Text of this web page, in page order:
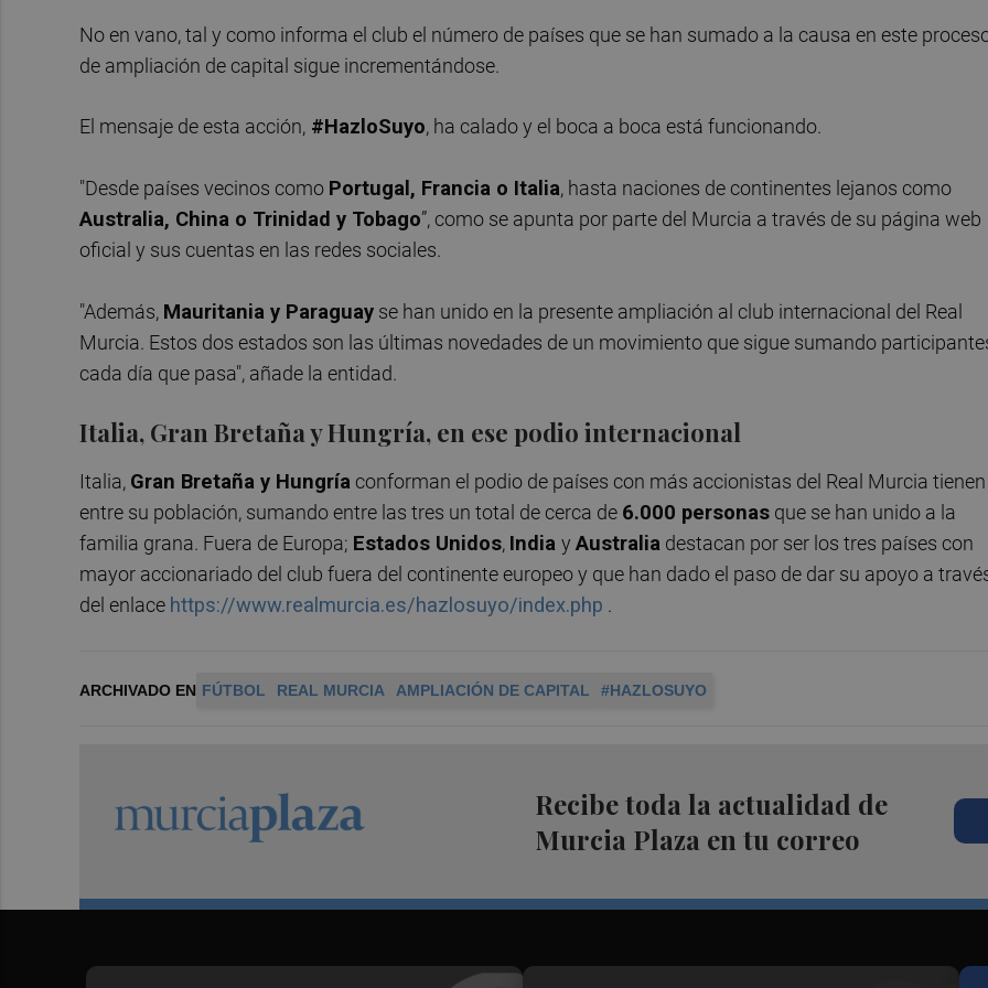
No en vano, tal y como informa el club el número de países que se han sumado a la causa en este
de ampliación de capital sigue incrementándose.
El mensaje de esta acción, #HazloSuyo, ha calado y el boca a boca está funcionando.
"Desde países vecinos como Portugal, Francia o Italia, hasta naciones de continentes lejanos como
Australia, China o Trinidad y Tobago”, como se apunta por parte del Murcia a través de su página web
oficial y sus cuentas en las redes sociales.
"Además, Mauritania y Paraguay se han unido en la presente ampliación al club internacional del Real
Murcia. Estos dos estados son las últimas novedades de un movimiento que sigue sumando
cada día que pasa", añade la entidad.
Italia, Gran Bretaña y Hungría, en ese podio internacional
Italia, Gran Bretaña y Hungría conforman el podio de países con más accionistas del Real Murcia tienen
entre su población, sumando entre las tres un total de cerca de 6.000 personas que se han unido a la
familia grana. Fuera de Europa; Estados Unidos, India y Australia destacan por ser los tres países con
mayor accionariado del club fuera del continente europeo y que han dado el paso de dar su apoyo a
del enlace https://www.realmurcia.es/hazlosuyo/index.php .
ARCHIVADO EN FÚTBOL REAL MURCIA AMPLIACIÓN DE CAPITAL #HAZLOSUYO
Recibe toda la actualidad de
Murcia Plaza en tu correo